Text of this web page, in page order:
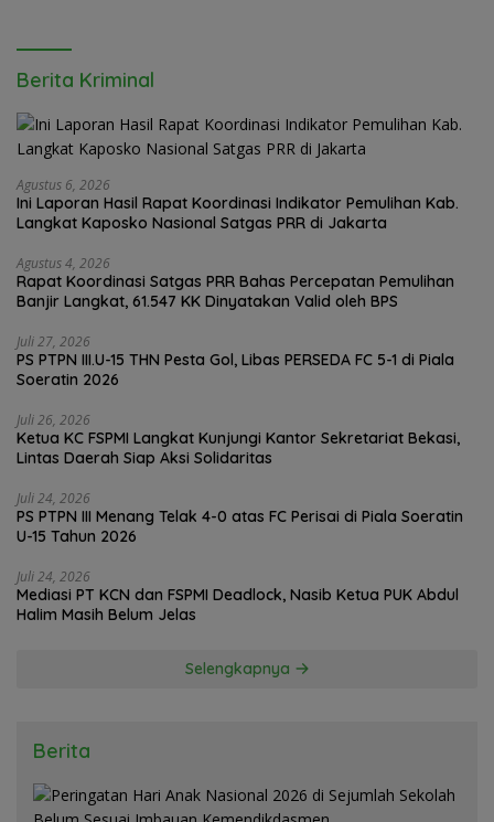
Berita Kriminal
Agustus 6, 2026
Ini Laporan Hasil Rapat Koordinasi Indikator Pemulihan Kab.
Langkat Kaposko Nasional Satgas PRR di Jakarta
Agustus 4, 2026
Rapat Koordinasi Satgas PRR Bahas Percepatan Pemulihan
Banjir Langkat, 61.547 KK Dinyatakan Valid oleh BPS
Juli 27, 2026
PS PTPN III.U-15 THN Pesta Gol, Libas PERSEDA FC 5-1 di Piala
Soeratin 2026
Juli 26, 2026
Ketua KC FSPMI Langkat Kunjungi Kantor Sekretariat Bekasi,
Lintas Daerah Siap Aksi Solidaritas
Juli 24, 2026
PS PTPN III Menang Telak 4-0 atas FC Perisai di Piala Soeratin
U-15 Tahun 2026
Juli 24, 2026
Mediasi PT KCN dan FSPMI Deadlock, Nasib Ketua PUK Abdul
Selengkapnya
Berita